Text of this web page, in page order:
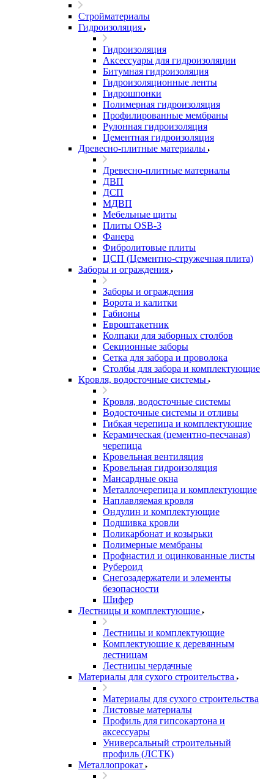
Стройматериалы
Гидроизоляция
Гидроизоляция
Аксессуары для гидроизоляции
Битумная гидроизоляция
Гидроизоляционные ленты
Гидрошпонки
Полимерная гидроизоляция
Профилированные мембраны
Рулонная гидроизоляция
Цементная гидроизоляция
Древесно-плитные материалы
Древесно-плитные материалы
ДВП
ДСП
МДВП
Мебельные щиты
Плиты OSB-3
Фанера
Фибролитовые плиты
ЦСП (Цементно-стружечная плита)
Заборы и ограждения
Заборы и ограждения
Ворота и калитки
Габионы
Евроштакетник
Колпаки для заборных столбов
Секционные заборы
Сетка для забора и проволока
Столбы для забора и комплектующие
Кровля, водосточные системы
Кровля, водосточные системы
Водосточные системы и отливы
Гибкая черепица и комплектующие
Керамическая (цементно-песчаная)
черепица
Кровельная вентиляция
Кровельная гидроизоляция
Мансардные окна
Металлочерепица и комплектующие
Наплавляемая кровля
Ондулин и комплектующие
Подшивка кровли
Поликарбонат и козырьки
Полимерные мембраны
Профнастил и оцинкованные листы
Рубероид
Снегозадержатели и элементы
безопасности
Шифер
Лестницы и комплектующие
Лестницы и комплектующие
Комплектующие к деревянным
лестницам
Лестницы чердачные
Материалы для сухого строительства
Материалы для сухого строительства
Листовые материалы
Профиль для гипсокартона и
аксессуары
Универсальный строительный
профиль (ЛСТК)
Металлопрокат